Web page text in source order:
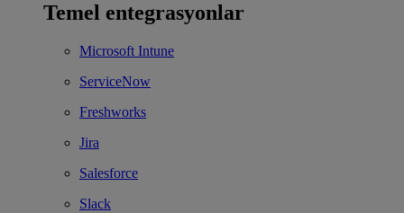
Temel entegrasyonlar
Microsoft Intune
ServiceNow
Freshworks
Jira
Salesforce
Slack